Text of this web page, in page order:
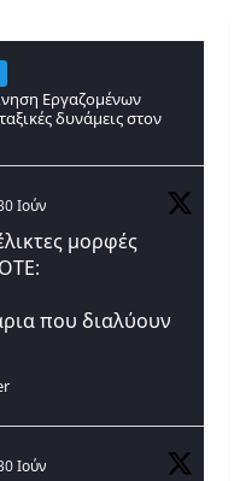
Εργαζομένων
δυνάμεις στον
Ιούν
μορφές
που διαλύουν
Ιούν